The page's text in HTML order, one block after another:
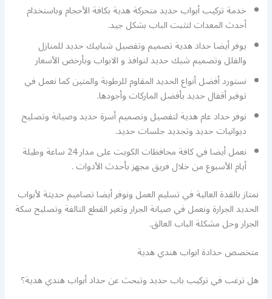
خدمة تركيب أبواب حديد متحركة هدية بكافة الأحجام وباستخدام
أحدث المعدات لتثبت الباب بشكل جيد.
يوفر أيضا حداد هدية تصميم وتفصيل شبابيك حديد للمنازل
والفلل وتصميم شبك حديد لنوافذ و الابواب وبأرخص الأسعار
نستورد أفضل أنواع الحديد المقاوم للرطوبة والمتين كما نعمل في
توفير أقفال حديد بأفضل الماركات وأجودها.
نوفر حداد عام هدية لتفصيل وتصميم أسرة حديد وصيانة وتصليح
ديوانيات حديد وتجديد جلسات حديد.
نعمل أيضا في كافة محافظات الكويت على مدار 24 ساعة وطيلة
أيام الأسبوع من خلال فريق مجهز بأحدث الأدوات .
نمتاز بالقدة العالية في تسليم العمل ونوفر أيضا تصاميم حديثة لأبواب
الحديد الجرارة ونعمل في صيانة الجرار وتغير القطع التالفة وتصليح سكة
الجرار وحل مشكلة الباب العالق.
متخصص حدادة ابواب هندي هدية
هل ترغب في تركيب باب حديد وتبحث عن حداد أبواب هندي هدية؟